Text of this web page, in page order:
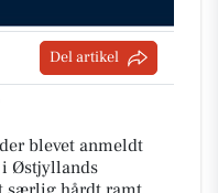
Del artikel
blevet anmeldt
Østjyllands